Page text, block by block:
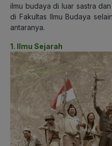
ilmu budaya di luar sastra dan
di Fakultas Ilmu Budaya
antaranya.
1. Ilmu Sejarah